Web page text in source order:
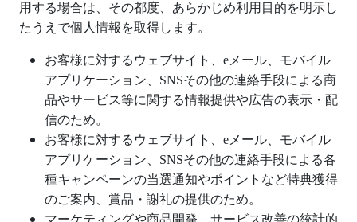
用する場合は、その都度、あらかじめ利用目的を明示し
たうえで個人情報を取得します。
お客様に対するウェブサイト、 e メール、モバイル
アプリケーション、 SNSその他の連絡手段による商
品やサービス等に関する情報提供や広告の表示・配
信のため。
お客様に対するウェブサイト、 e メール、モバイル
アプリケーション、 SNSその他の連絡手段による各
種キャンペーンの当選通知やポイントなど特典獲得
のご案内、賞品・謝礼の提供のため。
マーケティングや商品開発、サービス改善の統計的